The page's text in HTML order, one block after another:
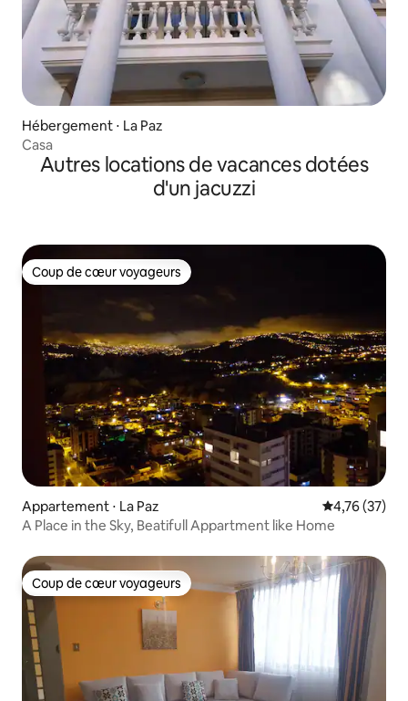
Hébergement ⋅ La Paz
Casa
Autres locations de vacances dotées
d'un jacuzzi
Coup de cœur voyageurs
Coup de cœur voyageurs
Appartement ⋅ La Paz Évaluation
4,76 (37)
A Place in the Sky, Beatifull Appartment like Home
Coup de cœur voyageurs
Coup de cœur voyageurs